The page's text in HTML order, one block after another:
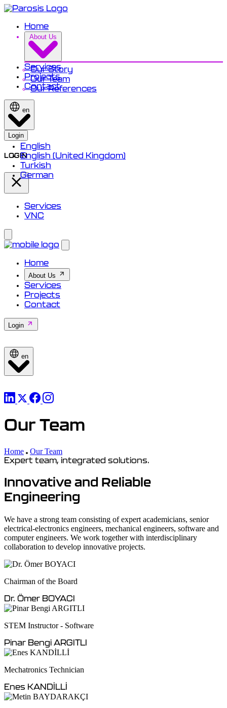
Home
About Us
Our Story
Our Team
Our References
Services
Projects
Contact
en
English
English (United Kingdom)
Turkish
German
Login
LOGIN
Services
VNC
Home
About Us
Services
Projects
Contact
Login
en
Our Team
Home Our Team
Expert team, integrated solutions.
Innovative and Reliable
Engineering
We have a strong team consisting of expert academicians, senior
electrical-electronics engineers, mechanical engineers, software and
computer engineers. We work together with interdisciplinary
collaboration to develop innovative projects.
Chairman of the Board
Dr. Ömer BOYACI
STEM Instructor - Software
Pinar Bengi ARGITLI
Mechatronics Technician
Enes KANDİLLİ